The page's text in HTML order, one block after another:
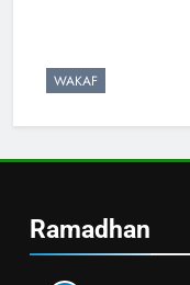
WAKAF
Ramadhan